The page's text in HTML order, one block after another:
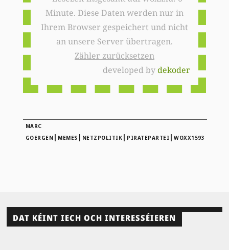
Minute. Diese Daten werden nur in
Ihrem Browser gespeichert und nicht
an unsere Server übertragen.
Zähler zurücksetzen
developed bydekoder
MARC
GOERGEN | MEMES | NETZPOLITIK | PIRATEPARTEI |WOXX1593
DAT KÉINT IECH OCH INTERESSÉIEREN